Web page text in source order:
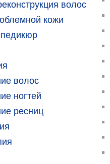
волос
кожи
волос
ногтей
ресниц